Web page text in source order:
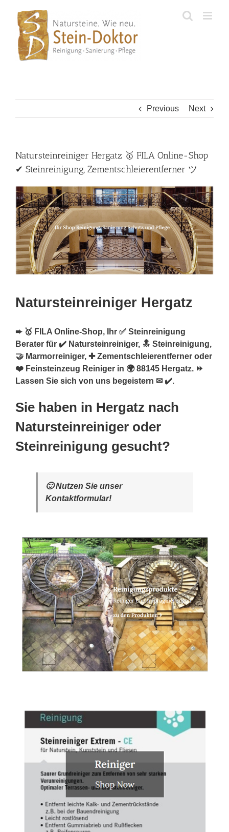
content
Previous Next
Natursteinreiniger Hergatz 🥇 FILA Online-Shop
✔ Steinreinigung, Zementschleierentferner ツ
Natursteinreiniger Hergatz
➨ 🥇 FILA Online-Shop, Ihr ✅ Steinreinigung
Berater für ✔️ Natursteinreiniger, 🔝 Steinreinigung,
🤝 Marmorreiniger, ✚ Zementschleierentferner oder
❤️ Feinsteinzeug Reiniger in 🌍 88145 Hergatz. ⏩
Lassen Sie sich von uns begeistern ✉ ✔️.
Sie haben in Hergatz nach
Natursteinreiniger oder
Steinreinigung gesucht?
🙂 Nutzen Sie unser
Kontaktformular!